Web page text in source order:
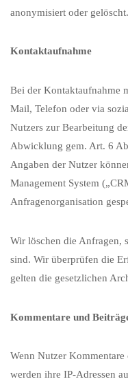
anonymisiert oder gelöscht.
Kontaktaufnahme
Bei der Kontaktaufnahme
Mail, Telefon oder via
Nutzers zur Bearbeitung
Abwicklung gem. Art. 6
Angaben der Nutzer
Management System
Anfragenorganisation
Wir löschen die Anfragen,
sind. Wir überprüfen die
gelten die gesetzlichen
Kommentare und
Wenn Nutzer Kommentare
werden ihre IP-Adressen